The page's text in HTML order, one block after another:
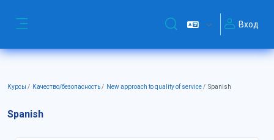
Изменить данныеВход
Курсы Качество/безопасность New approach to quality of service Spanish
Spanish